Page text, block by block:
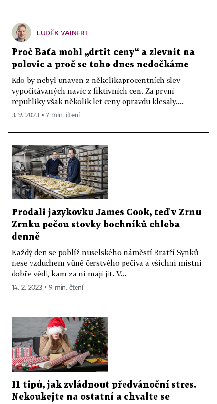
LUDĚK VAINERT
Proč Baťa mohl „drtit ceny“ a zlevnit na
polovic a proč se toho dnes nedočkáme
Kdo by nebyl unaven z několikaprocentních slev
vypočítávaných navíc z fiktivních cen. Za první
republiky však několik let ceny opravdu klesaly....
3. 9. 2023 ▪ 7 min. čtení
Prodali jazykovku James Cook, teď v Zrnu
Zrnku pečou stovky bochníků chleba
denně
Každý den se poblíž nuselského náměstí Bratří Synků
nese vzduchem vůně čerstvého pečiva a všichni místní
dobře vědí, kam za ní mají jít. V...
14. 2. 2023 ▪ 9 min. čtení
11 tipů, jak zvládnout předvánoční stres.
Nekoukejte na ostatní a chvalte se